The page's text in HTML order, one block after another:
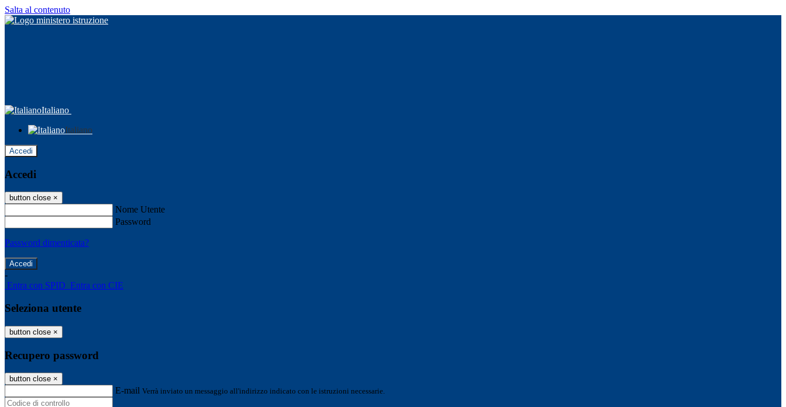
Salta al contenuto
Italiano
Italiano
Accedi
Accedi
button close ×
Nome Utente
Password
Password dimenticata?
-
Entra con SPID Entra con CIE
Seleziona utente
button close ×
Recupero password
button close ×
E-mail Verrà inviato un messaggio all'indirizzo indicato con le istruzioni necessarie.